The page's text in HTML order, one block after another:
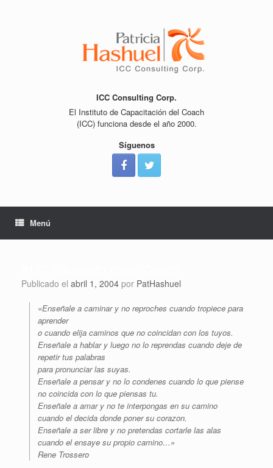
ICC Consulting Corp.
El Instituto de Capacitación del Coach
(ICC) funciona desde el año 2000.
Síguenos
Menú
Publicado el abril 1, 2004 por PatHashuel
«Enseñale a caminar y no reproches cuando tropiece para
aprender
o cuando elija caminos que no coincidan con los tuyos.
Enseñale a hablar y luego no lo reprendas cuando deje de
repetir tus palabras
para pronunciar las suyas.
Enseñale a pensar y no lo condenes cuando lo que piense
no coincida con lo que piensas tu.
Enseñale a amar y no te interpongas en su camino
cuando el decida donde poner su corazon.
Enseñale a ser libre y no pretendas cortarle las alas
cuando el ensaye su propio camino…»
Rene Trossero